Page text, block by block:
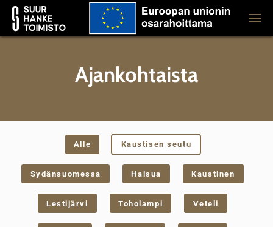
Ajankohtaista
Alle Kaustisen seutu
Sydänsuomessa Halsua Kaustinen
Lestijärvi Toholampi Veteli